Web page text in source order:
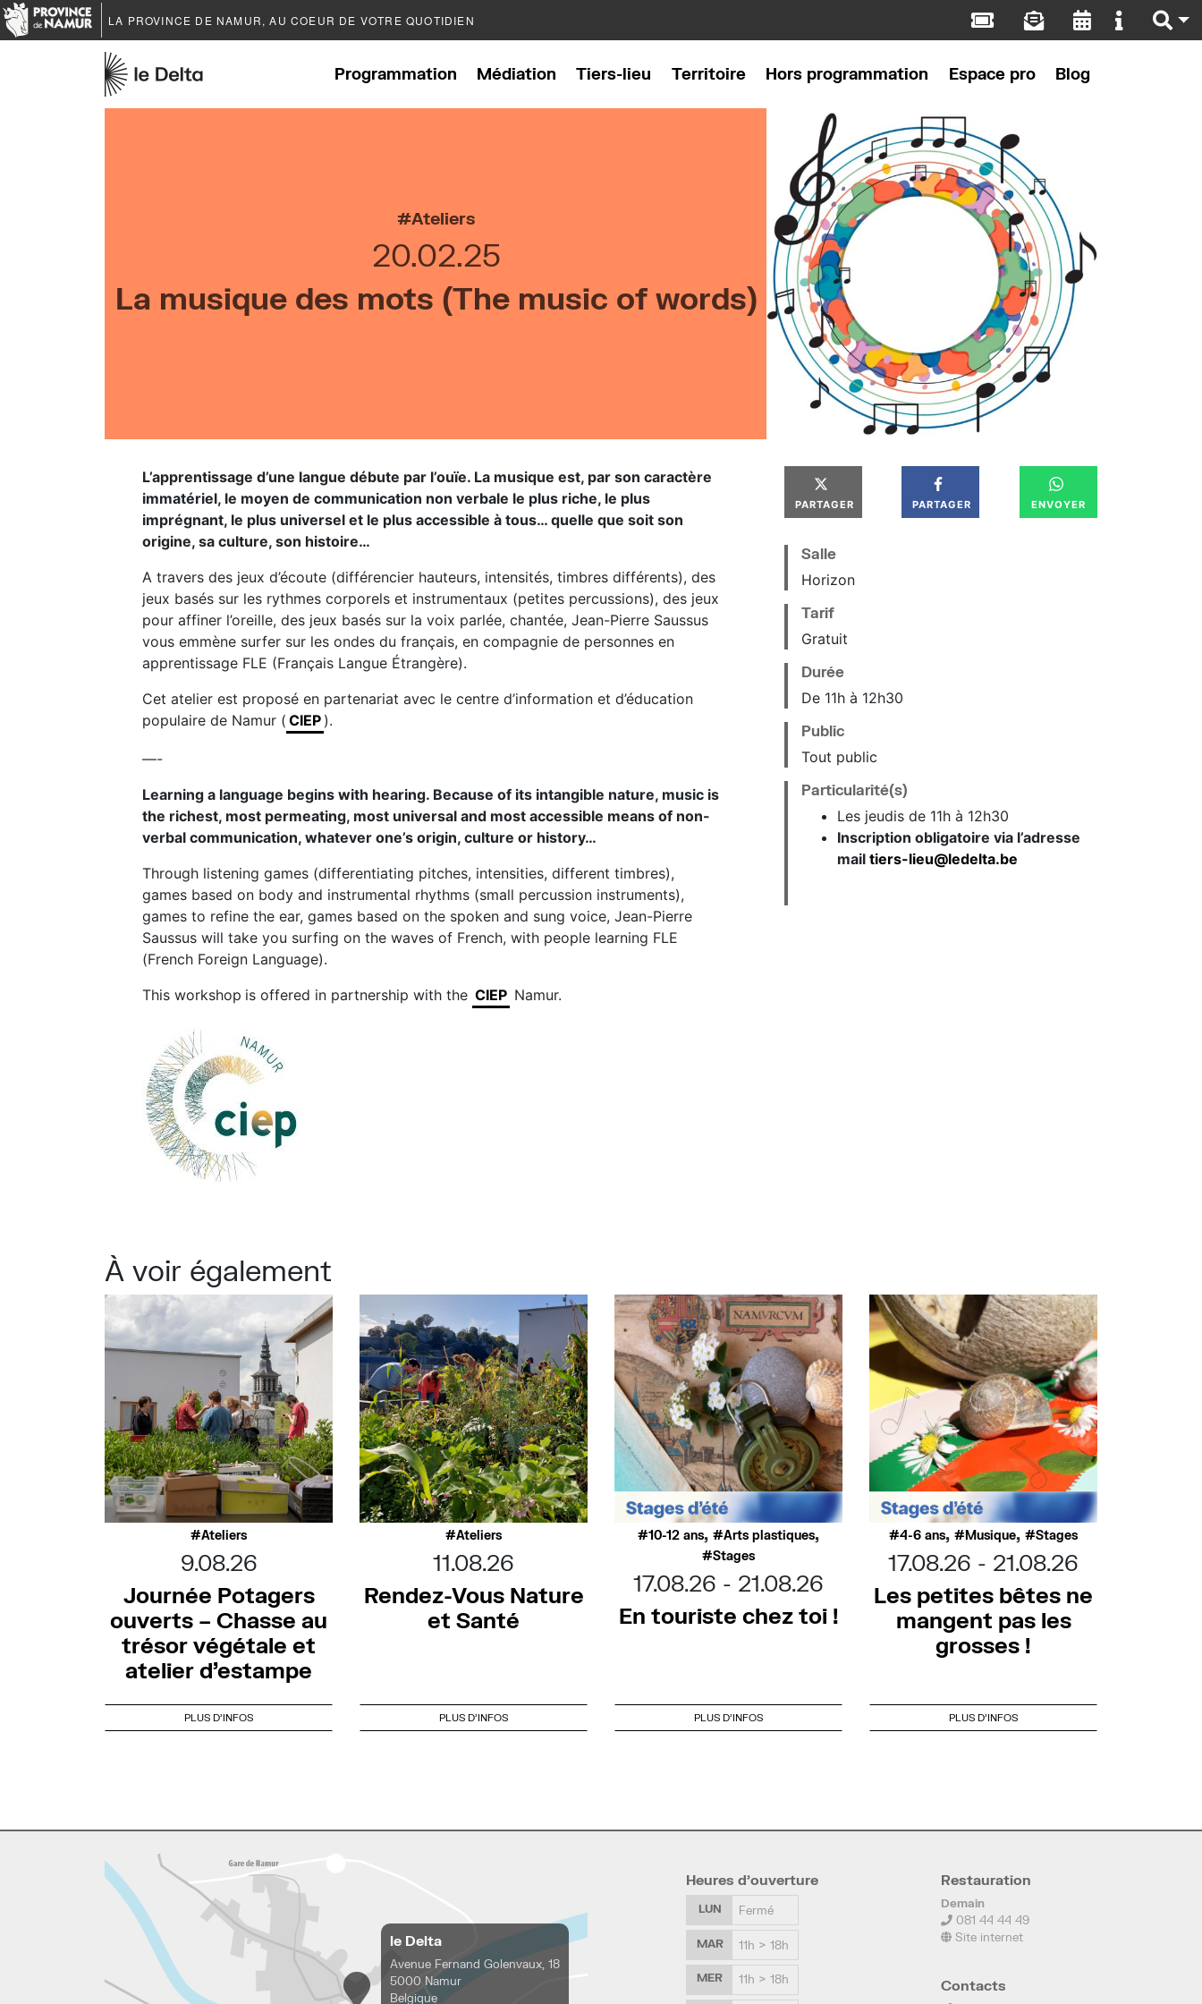
LA PROVINCE DE NAMUR, AU COEUR DE VOTRE QUOTIDIEN
Programmation Médiation Tiers-lieu Territoire Hors programmation Espace pro Blog
Ateliers
20.02.25
La musique des mots (The music of words)
L’apprentissage d’une langue débute par l’ouïe. La musique est, par son caractère
immatériel, le moyen de communication non verbale le plus riche, le plus
imprégnant, le plus universel et le plus accessible à tous… quelle que soit son
origine, sa culture, son histoire…
A travers des jeux d’écoute (différencier hauteurs, intensités, timbres différents), des
jeux basés sur les rythmes corporels et instrumentaux (petites percussions), des jeux
pour affiner l’oreille, des jeux basés sur la voix parlée, chantée, Jean-Pierre Saussus
vous emmène surfer sur les ondes du français, en compagnie de personnes en
apprentissage FLE (Français Langue Étrangère).
Cet atelier est proposé en partenariat avec le centre d’information et d’éducation
populaire de Namur ( CIEP ).
—-
Learning a language begins with hearing. Because of its intangible nature, music is
the richest, most permeating, most universal and most accessible means of non-
verbal communication, whatever one’s origin, culture or history…
Through listening games (differentiating pitches, intensities, different timbres),
games based on body and instrumental rhythms (small percussion instruments),
games to refine the ear, games based on the spoken and sung voice, Jean-Pierre
Saussus will take you surfing on the waves of French, with people learning FLE
(French Foreign Language).
This workshop is offered in partnership with the CIEP Namur.
PARTAGER PARTAGER ENVOYER
Salle
Horizon
Tarif
Gratuit
Durée
De 11h à 12h30
Public
Tout public
Particularité(s)
Les jeudis de 11h à 12h30
Inscription obligatoire via l’adresse
mail tiers-lieu@ledelta.be
À voir également
Ateliers
9.08.26
Journée Potagers
ouverts – Chasse au
trésor végétale et
atelier d’estampe
PLUS D'INFOS
Ateliers
11.08.26
Rendez-Vous Nature
et Santé
PLUS D'INFOS
10-12 ans, Arts plastiques,
Stages
17.08.26
21.08.26
En touriste chez toi !
PLUS D'INFOS
4-6 ans, Musique, Stages
17.08.26
21.08.26
Les petites bêtes ne
mangent pas les
grosses !
PLUS D'INFOS
le Delta
Avenue Fernand Golenvaux, 18
5000 Namur
Belgique
Heures d’ouverture
LUN Fermé
MAR 11h > 18h
MER 11h > 18h
Restauration
Demain
081 44 44 49
Site internet
Contacts